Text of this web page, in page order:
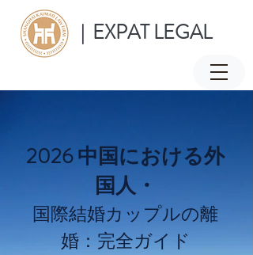
| EXPAT LEGAL
2026 中国における外
国人・
国際結婚カップルの離
婚：完全ガイド